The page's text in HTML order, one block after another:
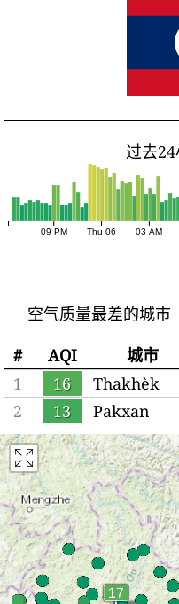
过去
09 PM Thu 06 03 AM
空气质量最差的城市
#
AQI
城市
1
16
Thakhèk
2
13 Pakxan